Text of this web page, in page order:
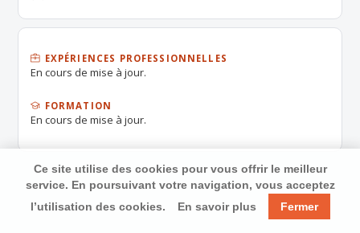
EXPÉRIENCES PROFESSIONNELLES
En cours de mise à jour.
FORMATION
En cours de mise à jour.
Ce site utilise des cookies pour vous offrir le meilleur
service. En poursuivant votre navigation, vous acceptez
l’utilisation des cookies.
En savoir plus Fermer